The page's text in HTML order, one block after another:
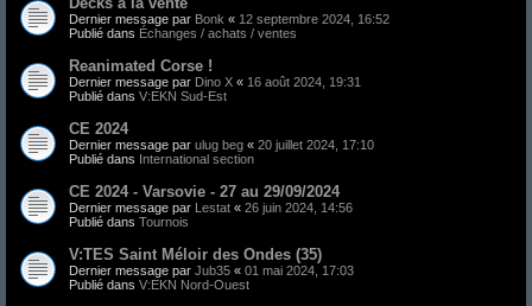
Dernier message par Bonk « 12 septembre 2024, 16:52
Publié dans Échanges / achats / ventes
Reanimated Corse !
Dernier message par Dino X « 16 août 2024, 19:31
Publié dans V:EKN Sud-Est
CE 2024
Dernier message par ulug beg « 20 juillet 2024, 17:10
Publié dans International section
CE 2024 - Varsovie - 27 au 29/09/2024
Dernier message par Lestat « 26 juin 2024, 14:56
Publié dans Tournois
V:TES Saint Méloir des Ondes (35)
Dernier message par Jub35 « 01 mai 2024, 17:03
Publié dans V:EKN Nord-Ouest